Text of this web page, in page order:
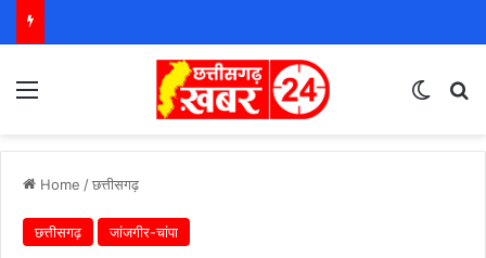
Home /छत्तीसगढ़
छत्तीसगढ़ जांजगीर-चांपा